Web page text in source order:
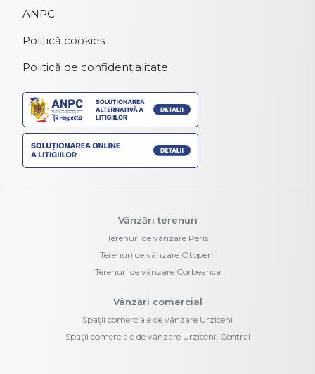
ANPC
Politică cookies
Politică de confidențialitate
Vânzări terenuri
Terenuri de vânzare Peris
Terenuri de vânzare Otopeni
Terenuri de vânzare Corbeanca
Vânzări comercial
Spații comerciale de vânzare Urziceni
Spații comerciale de vânzare Urziceni, Central